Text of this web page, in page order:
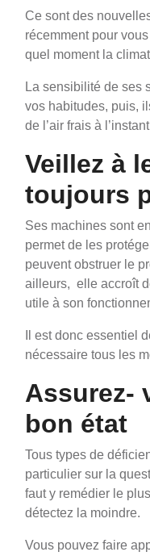
Ce sont des
récemment pour
quel moment la
La sensibilité de ses
vos habitudes, puis,
de l’air frais à
Veillez à
toujours
Ses machines sont
permet de les
peuvent obstruer le
ailleurs, elle accroît
utile à son
Il est donc essentiel
nécessaire tous les
Assurez-
bon état
Tous types de
particulier sur la
faut y remédier le
détectez la moindre.
Vous pouvez faire